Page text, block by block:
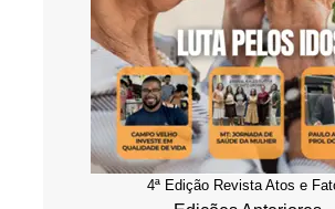
4ª Edição Revista Atos e